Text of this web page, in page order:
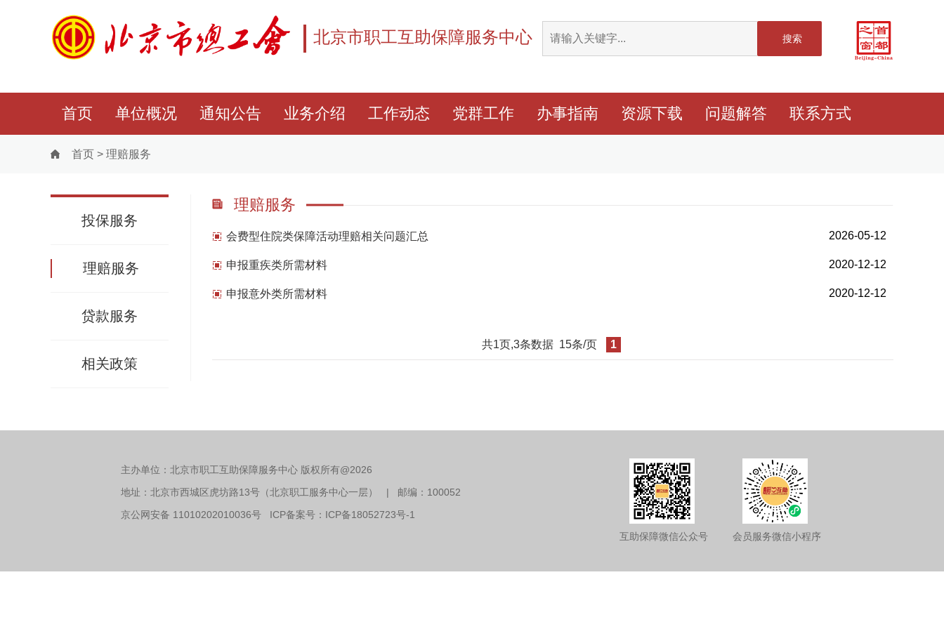
北京市职工互助保障服务中心 搜索
首页 单位概况 通知公告 业务介绍 工作动态 党群工作 办事指南 资源下载 问题解答 联系方式
首页 > 理赔服务
投保服务
理赔服务
贷款服务
相关政策
理赔服务
会费型住院类保障活动理赔相关问题汇总 2026-05-12
申报重疾类所需材料 2020-12-12
申报意外类所需材料 2020-12-12
共1页,3条数据 15条/页 1
主办单位：北京市职工互助保障服务中心 版权所有@2026
地址：北京市西城区虎坊路13号（北京职工服务中心一层） | 邮编：100052
京公网安备 11010202010036号 ICP备案号： ICP备18052723号-1
互助保障微信公众号
会员服务微信小程序